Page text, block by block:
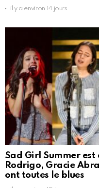
il y a environ 14 jours
Sad Girl Summer
Rodrigo, Gracie
ont toutes le blues